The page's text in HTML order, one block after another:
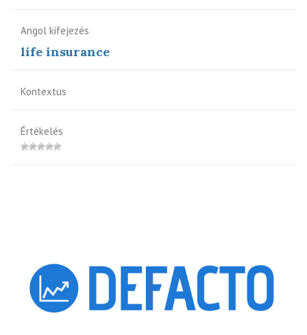
Angol kifejezés
life insurance
Kontextus
Értékelés